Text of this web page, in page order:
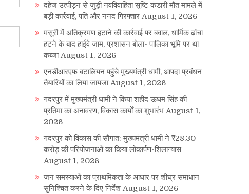
दहेज उत्पीड़न से जुड़ी नवविवाहिता सृष्टि कंडारी मौत मामले में
बड़ी कार्रवाई, पति और ननद गिरफ्तार August 1, 2026
मसूरी में अतिक्रमण हटाने की कार्रवाई पर बवाल, धार्मिक ढांचा
हटने के बाद हाईवे जाम, प्रशासन बोला- पालिका भूमि पर था
कब्जा August 1, 2026
एनडीआरएफ बटालियन पहुंचे मुख्यमंत्री धामी, आपदा प्रबंधन
तैयारियों का लिया जायजा August 1, 2026
गदरपुर में मुख्यमंत्री धामी ने किया शहीद ऊधम सिंह की
प्रतिमा का अनावरण, विकास कार्यों का शुभारंभ August 1,
2026
गदरपुर को विकास की सौगात: मुख्यमंत्री धामी ने ₹28.30
करोड़ की परियोजनाओं का किया लोकार्पण-शिलान्यास
August 1, 2026
जन समस्याओं का प्राथमिकता के आधार पर शीघ्र समाधान
सुनिश्चित करने के दिए निर्देश August 1, 2026